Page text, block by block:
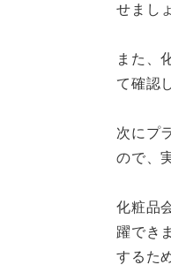
せまし
また、
て確認
次にプ
ので、
化粧品
躍でき
するた